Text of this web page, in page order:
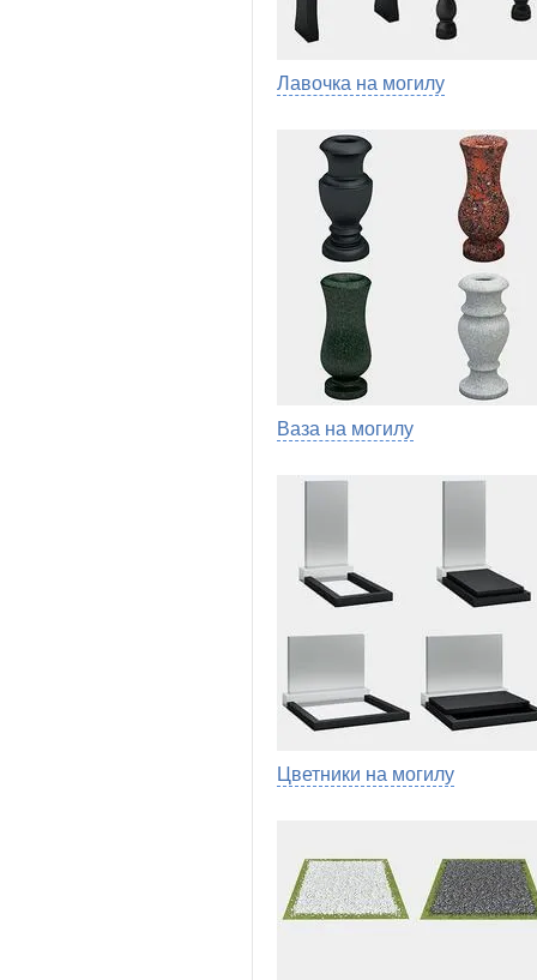
Лавочка на могилу
Ваза на могилу
Цветники на могилу